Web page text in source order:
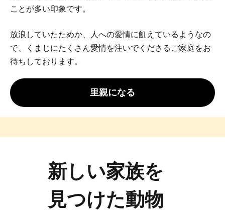
ことが多い印象です。
放浪していたためか、人への愛情に飢えているようなの
で、くまじにたくさん愛情を注いでくださるご家庭をお
待ちしております。
里親になる
新しい家族を
見つけた動物